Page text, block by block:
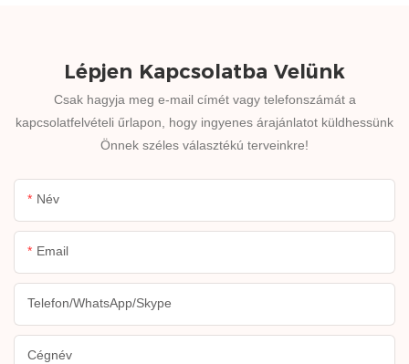
Lépjen Kapcsolatba Velünk
Csak hagyja meg e-mail címét vagy telefonszámát a
kapcsolatfelvételi űrlapon, hogy ingyenes árajánlatot küldhessünk
Önnek széles választékú terveinkre!
Név
Email
Telefon/WhatsApp/Skype
Cégnév